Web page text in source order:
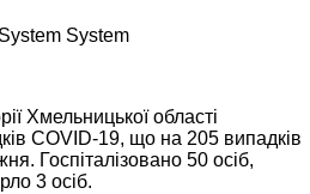
System System
Хмельницької області
COVID-19, що на 205 випадків
Госпіталізовано 50 осіб,
3 осіб.